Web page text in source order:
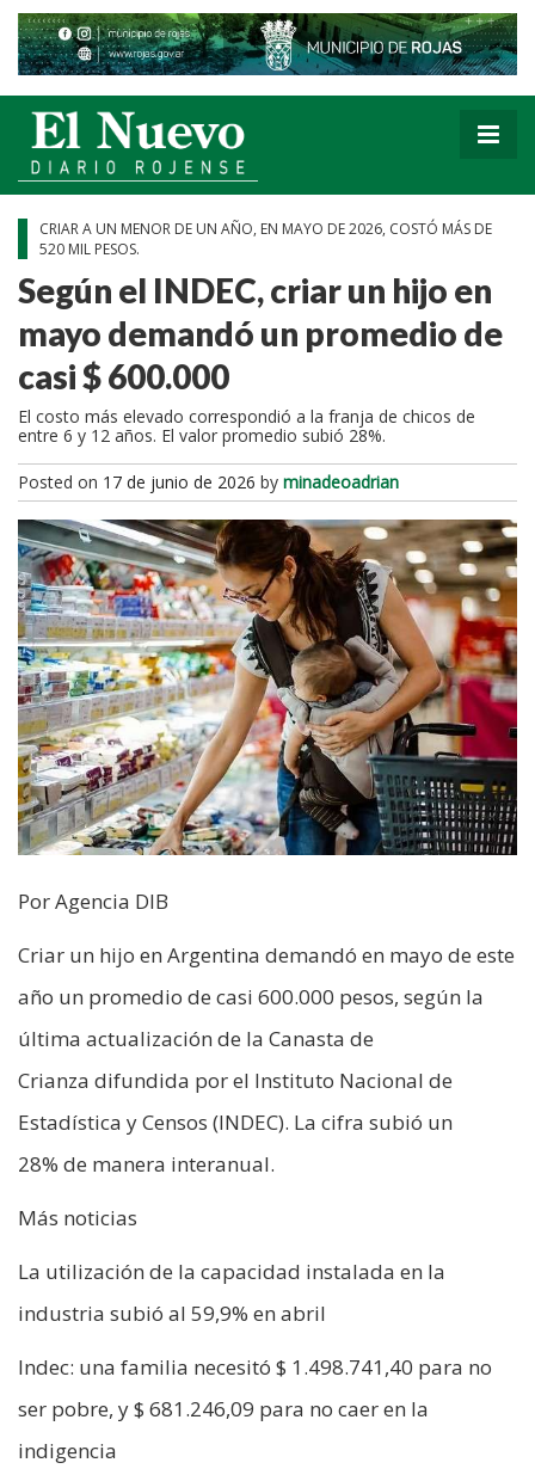
CRIAR A UN MENOR DE UN AÑO, EN MAYO DE 2026, COSTÓ MÁS DE
520 MIL PESOS.
Según el INDEC, criar un hijo en
mayo demandó un promedio de
casi $ 600.000
El costo más elevado correspondió a la franja de chicos de
entre 6 y 12 años. El valor promedio subió 28%.
Posted on 17 de junio de 2026 by minadeoadrian
Por Agencia DIB
Criar un hijo en Argentina demandó en mayo de este
año un promedio de casi 600.000 pesos, según la
última actualización de la Canasta de
Crianza difundida por el Instituto Nacional de
Estadística y Censos (INDEC). La cifra subió un
28% de manera interanual.
Más noticias
La utilización de la capacidad instalada en la
industria subió al 59,9% en abril
Indec: una familia necesitó $ 1.498.741,40 para no
ser pobre, y $ 681.246,09 para no caer en la
indigencia